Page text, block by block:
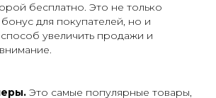
бесплатно. Это не только
для покупателей, но и
увеличить продажи и
Это самые популярные товары,